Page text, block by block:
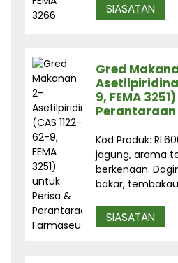
SIASATAN
Gred
Asetilpiridina
9, FEMA
Kod Produk:
jagung, aroma
berkenaan:
bakar,
SIASATAN